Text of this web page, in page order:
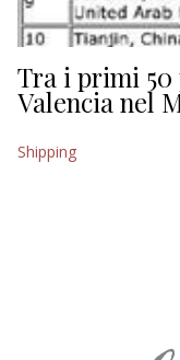
TURISMO
CULTURA
Tra i primi
Valencia nel
Shipping